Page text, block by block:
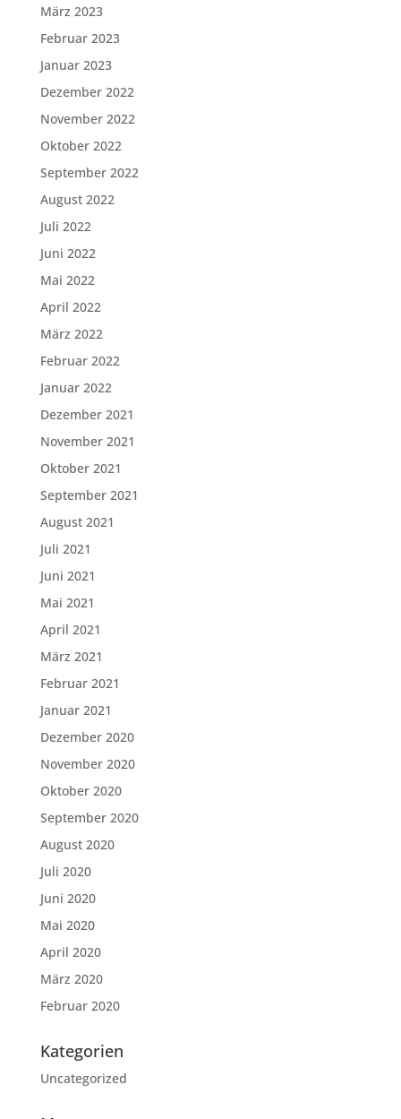
März 2023
Februar 2023
Januar 2023
Dezember 2022
November 2022
Oktober 2022
September 2022
August 2022
Juli 2022
Juni 2022
Mai 2022
April 2022
März 2022
Februar 2022
Januar 2022
Dezember 2021
November 2021
Oktober 2021
September 2021
August 2021
Juli 2021
Juni 2021
Mai 2021
April 2021
März 2021
Februar 2021
Januar 2021
Dezember 2020
November 2020
Oktober 2020
September 2020
August 2020
Juli 2020
Juni 2020
Mai 2020
April 2020
März 2020
Februar 2020
Kategorien
Uncategorized